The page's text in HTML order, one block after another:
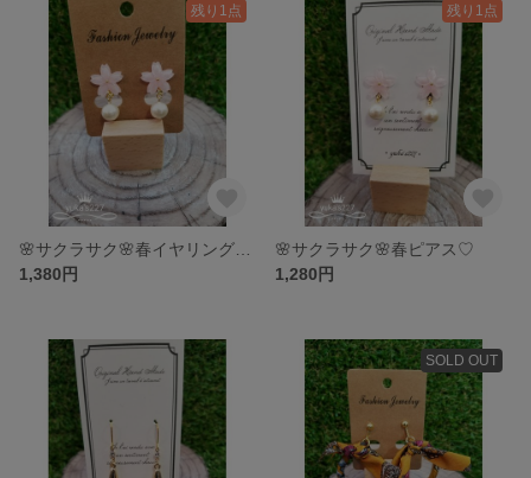
残り1点
1,380円
残り1点
🌸サクラサク🌸春ピアス♡
1,280円
SOLD OUT